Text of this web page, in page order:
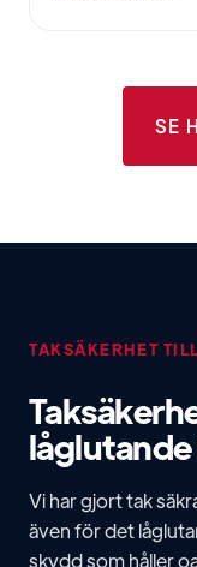
SE
TAKSÄKERHET
Vi har gjort tak
även för det
skydd som håller